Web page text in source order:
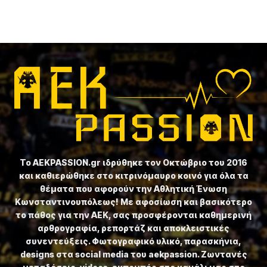
Το ⁦AEKPASSION.gr⁩ ιδρύθηκε τον Οκτώβριο του 2016
και καθιερώθηκε στο κιτρινόμαυρο κοινό για όλα τα
θέματα που αφορούν την Αθλητική Ένωση
Κωνσταντινουπόλεως! Με αφοσίωση και βασικότερο
το πάθος για την ΑΕΚ, σας προσφέρονται καθημερινή
αρθρογραφία, ρεπορτάζ και αποκλειστικές
συνεντεύξεις. Φωτογραφικό υλικό, παρασκήνια,
designs στα social media του aekpassion. Ζωντανές